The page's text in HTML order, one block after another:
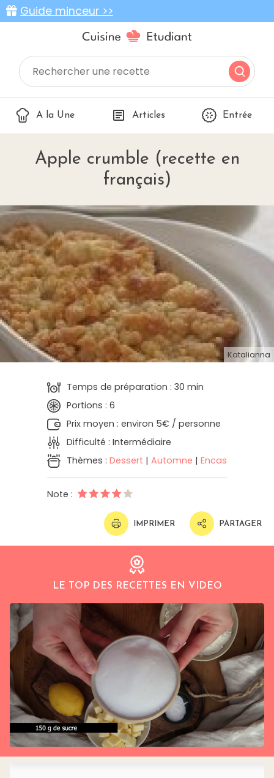
Guide minceur >>
A la Une Articles Entrée
Apple crumble (recette en
français)
Katalianna
Temps de préparation : 30 min
Portions : 6
Prix moyen : environ 5€ / personne
Difficulté : Intermédiaire
Thèmes : Dessert | Automne | Encas
Note :
IMPRIMER PARTAGER
LE TOP DES RECETTES EN VIDEO